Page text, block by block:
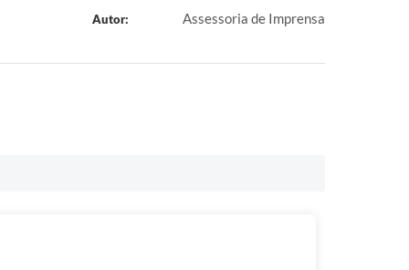
Autor: Assessoria de Imprensa